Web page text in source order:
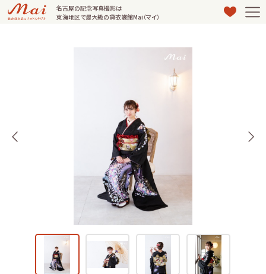
名古屋の記念写真撮影は
東海地区で最大級の貸衣裳館Mai（マイ）